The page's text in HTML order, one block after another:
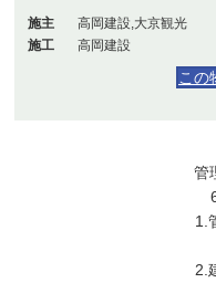
施主
高岡建設,大京観光
施工
高岡建設
この
管
1.
2.